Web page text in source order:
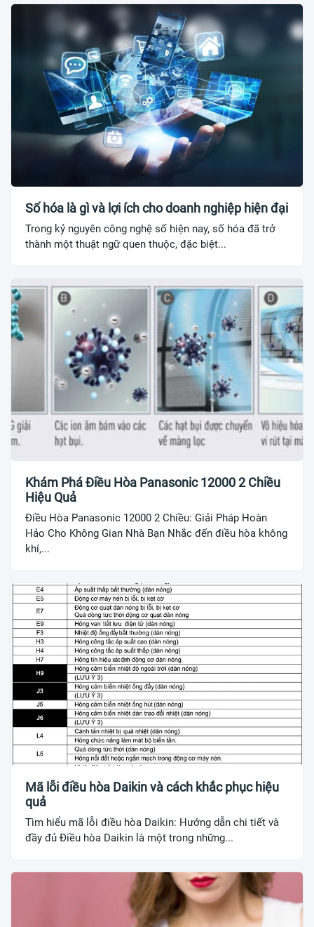
Số hóa là gì và lợi ích cho doanh nghiệp hiện đại
Trong kỷ nguyên công nghệ số hiện nay, số hóa đã trở
thành một thuật ngữ quen thuộc, đặc biệt...
Khám Phá Điều Hòa Panasonic 12000 2 Chiều
Hiệu Quả
Điều Hòa Panasonic 12000 2 Chiều: Giải Pháp Hoàn
Hảo Cho Không Gian Nhà Bạn Nhắc đến điều hòa không
khí,...
Mã lỗi điều hòa Daikin và cách khắc phục hiệu
quả
Tìm hiểu mã lỗi điều hòa Daikin: Hướng dẫn chi tiết và
đầy đủ Điều hòa Daikin là một trong những...